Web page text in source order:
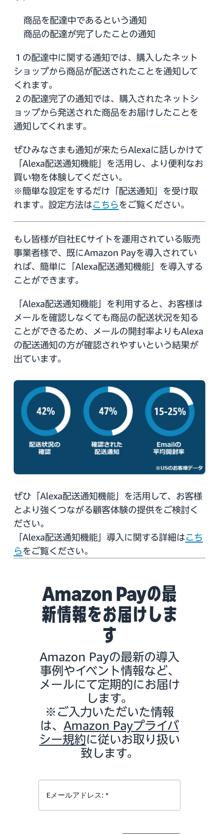
商品を配達中であるという通知
商品の配達が完了したことの通知
１の配達中に関する通知では、購入したネット
ショップから商品が配送されたことを通知して
くれます。
２の配達完了の通知では、購入されたネットシ
ョップから発送された商品をお届けしたことを
通知してくれます。
ぜひみなさまも通知が来たらAlexaに話しかけて
「Alexa配送通知機能」を活用し、より便利なお
買い物を体験してください。
※簡単な設定をするだけ「配送通知」を受け取
れます。設定方法はこちら をご覧ください。
もし皆様が自社ECサイトを運用されている販売
事業者様で、既にAmazon Payを導入されてい
れば、簡単に「Alexa配送通知機能」を導入する
ことができます。
「Alexa配送通知機能」を利用すると、お客様は
メールを確認しなくても商品の配送状況を知る
ことができるため、メールの開封率よりもAlexa
の配送通知の方が確認されやすいという結果が
出ています。
ぜひ「Alexa配送通知機能」を活用して、お客様
とより強くつながる顧客体験の提供をご検討く
ださい。
「Alexa配送通知機能」導入に関する詳細はこち
ら をご覧ください。
Amazon Payの最
新情報をお届けしま
す
Amazon Payの最新の導入
事例やイベント情報など、
メールにて定期的にお届け
します。
※ご入力いただいた情報
は、 Amazon Payプライバ
シー規約に従いお取り扱い
致します。